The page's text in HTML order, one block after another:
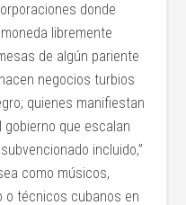
donde
libremente
de algún pariente
negocios turbios
quienes manifiestan
que escalan
incluido,”
como músicos,
o técnicos cubanos en